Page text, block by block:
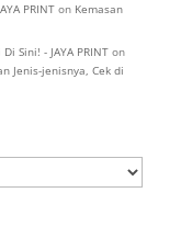
PRINTon Kemasan
Sini! - JAYA PRINTon
Jenis-jenisnya, Cek di